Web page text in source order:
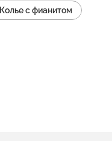
Колье с фианитом